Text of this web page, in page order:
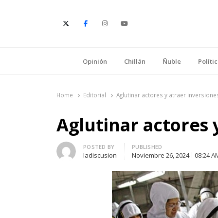
Opinión Chillán Ñuble
Home Editorial Aglutinar actores y atraer
Aglutinar actores
Author
POSTED BY
ladiscusion
PUBLISHED
Noviembre 26, 2024 08:24